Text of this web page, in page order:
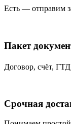
Есть — отправим
Пакет
Договор, счёт,
Срочная